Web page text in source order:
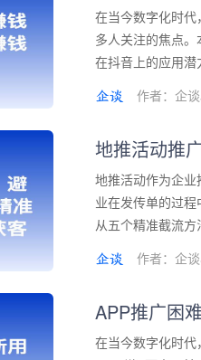
在当今数字化时
多人关注的焦点
在抖音上的应用
作者：企
地推活动推
地推活动作为企
业在发传单的过
从五个精准截流
作者：企
APP推广困
在当今数字化时